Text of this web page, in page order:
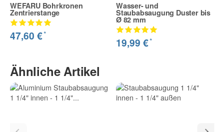
WEFARU Bohrkronen
Zentrierstange
47,60 €*
Wasser- und
Staubabsaugung Duster bis
Ø 82 mm
19,99 €*
Ähnliche Artikel